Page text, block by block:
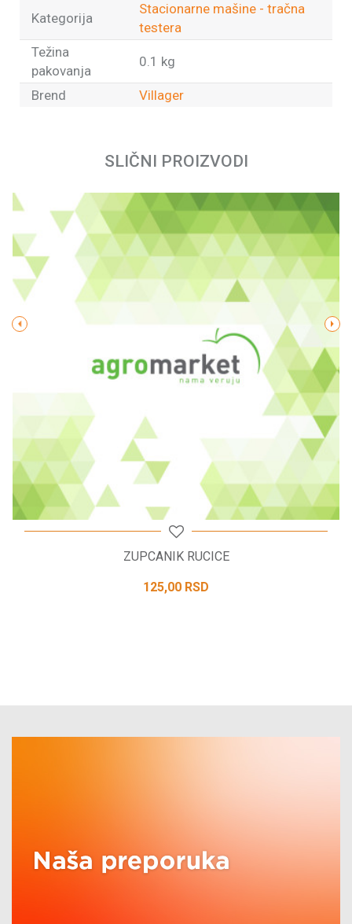
Kategorija
Stacionarne mašine - tračna
testera
Težina
pakovanja
0.1 kg
Brend Villager
Poruka
SLIČNI PROIZVODI
ZUPCANIK RUCICE
125,00 RSD